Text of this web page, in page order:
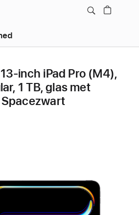
iPad Pro (M4),
1 TB, glas met